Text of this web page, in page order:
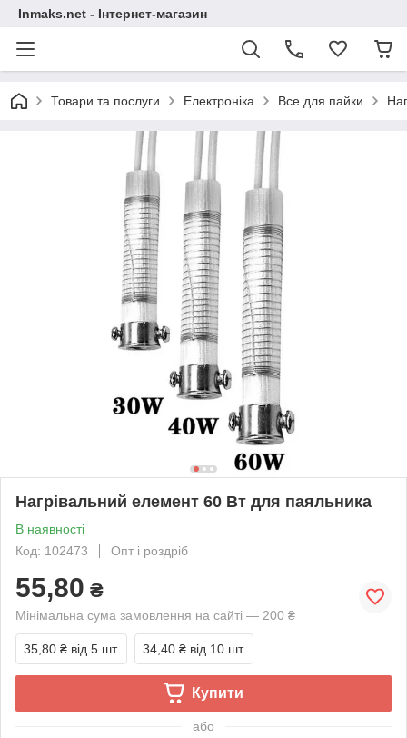
Inmaks.net - Інтернет-магазин
Товари та послуги Електроніка Все для пайки
Нагрівальний елемент 60 Вт для паяльника
В наявності
Код: 102473
Опт і роздріб
55,80 ₴
Мінімальна сума замовлення на сайті — 200 ₴
35,80 ₴ від 5 шт. 34,40 ₴ від 10 шт.
Купити
або